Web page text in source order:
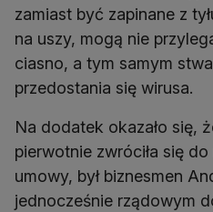
zamiast być zapinane z
na uszy, mogą nie
ciasno, a tym samym
przedostania się wirusa.
Na dodatek okazało się,
pierwotnie zwróciła się
umowy, był biznesmen
jednocześnie rządowym